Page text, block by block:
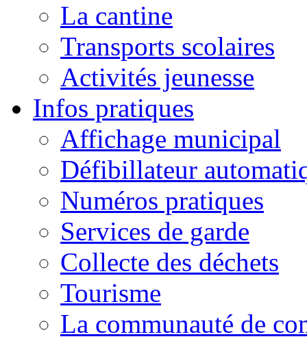
La cantine
Transports scolaires
Activités jeunesse
Infos pratiques
Affichage municipal
Défibillateur
Numéros pratiques
Services de garde
Collecte des déchets
Tourisme
La communauté de